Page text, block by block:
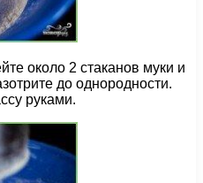
около 2 стаканов муки и
до однородности.
руками.